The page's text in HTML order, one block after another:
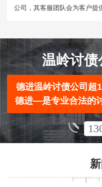
公司，其客服团队会为客户提
温岭讨债
德进温岭讨债公司超
德进—是专业合法的